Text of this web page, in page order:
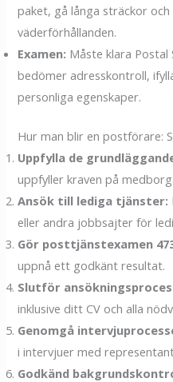
paket, gå långa sträckor
väderförhållanden.
Examen: Måste klara Postal
bedömer adresskontroll,
personliga egenskaper.
Hur man blir en postförare:
Uppfylla de
uppfyller kraven på
Ansök till lediga tjänster:
eller andra jobbsajter för
Gör posttjänstexamen
uppnå ett godkänt resultat.
Slutför
inklusive ditt CV och alla
Genomgå
i intervjuer med
Godkänd